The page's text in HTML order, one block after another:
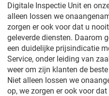
Digitale Inspectie Unit en
alleen lossen we
zorgen er ook voor dat u
geleverde diensten. Daarom
een duidelijke prijsindicatie
Service, onder leiding van
weer om zijn klanten de
Niet alleen lossen we
op, we zorgen er ook voor